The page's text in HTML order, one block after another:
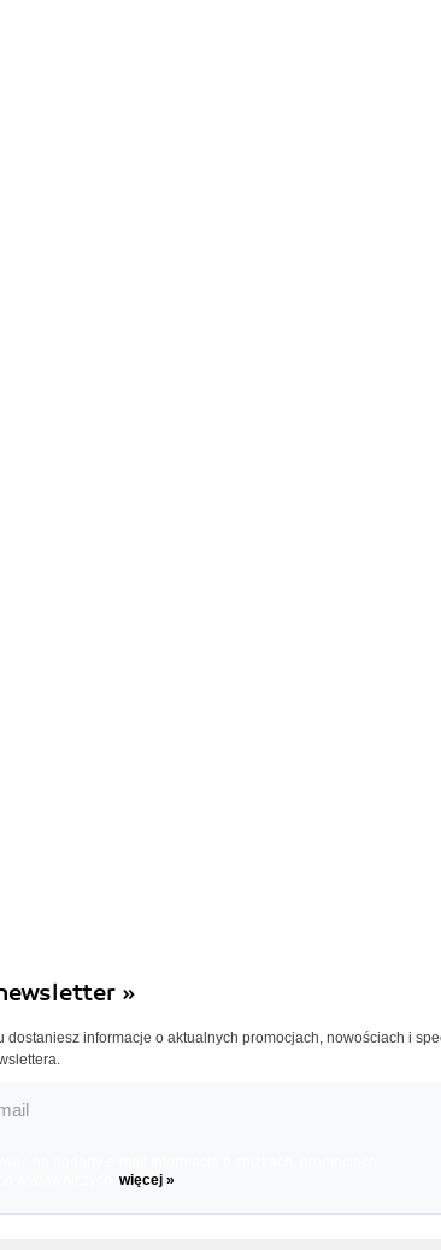
»
dostaniesz informacje o aktualnych promocjach, nowościach i
więcej »